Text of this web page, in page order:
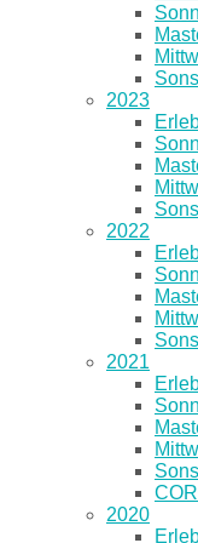
2023
2022
2021
2020